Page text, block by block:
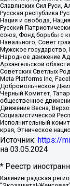
Славянских Сил Руси,
Русская республика
Нация и свобода,
Русский
союз, Фонд борьбы с
Навального, Совет
Мужское государство,
Народное движение
Архангельской
Советских Светлых
Meta Platforms Inc,
Добровольческое
Черный Комитет,
общественное
Движение Весна,
Социалистической
Исполнительный
края, Этническое
Источник: https://
на 03.05.2024
* Реестр
Калининградская региональная общественная организация "Экозащита!-Женсовет", Фонд содействия защите прав и свобод граждан "Общественный вердикт", Фонд "Институт Развития Свободы Информации", Частное учреждение "Информационное агентство МЕМО. РУ", Региональная общественная организация "Общественная комиссия по сохранению наследия академика Сахарова", Фонд поддержки свободы прессы, Санкт-Петербургская общественная правозащитная организация "Гражданский контроль", Межрегиональная общественная организация "Информационно-просветительский центр "Мемориал", Региональный Фонд "Центр Защиты Прав Средств Массовой Информации", с 05.12.2023 Фонд "Центр Защиты Прав Средств массовой информации", Региональная общественная благотворительная организация помощи беженцам и мигрантам "Гражданское содействие", Негосударственное образовательное учреждение дополнительного профессионального образования (повышение квалификации) специалистов "АКАДЕМИЯ ПО ПРАВАМ ЧЕЛОВЕКА", Свердловская региональная общественная организация "Сутяжник", Автономная некоммерческая организация "Центр независимых социологических исследований", Союз общественных объединений "Российский исследовательский центр по правам человека", Региональное общественное учреждение научно-информационный центр "МЕМОРИАЛ", Некоммерческая организация "Фонд защиты гласности", Автономная некоммерческая организация "Институт прав человека", Городская общественная организация "Екатеринбургское общество "МЕМОРИАЛ", Городская общественная организация "Рязанское историко-просветительское и правозащитное общество "Мемориал" (Рязанский Мемориал), Челябинский региональный орган общественной самодеятельности – женское общественное объединение "Женщины Евразии", Челябинский региональный орган общественной самодеятельности "Уральская правозащитная группа", Фонд содействия защите здоровья и социальной справедливости имени Андрея Рылькова, Автономная Некоммерческая Организация "Аналитический Центр Юрия Левады", Автономная некоммерческая организация социальной поддержки населения "Проект Апрель", Региональная общественная организация помощи женщинам и детям, находящимся в кризисной ситуации "Информационно-методический центр "Анна", Фонд содействия развитию массовых коммуникаций и правовому просвещению "Так-так-Так", Фонд содействия устойчивому развитию "Серебряная тайга", Свердловский региональный общественный фонд социальных проектов "Новое время", "Idel.Реалии", Кавказ.Реалии, Крым.Реалии, Телеканал Настоящее Время, Татаро-башкирская служба Радио Свобода (Azatliq Radiosi), Радио Свободная Европа/Радио Свобода (PCE/PC), "Сибирь.Реалии", "Фактограф", Благотворительный фонд помощи осужденным и их семьям, Автономная некоммерческая организация "Институт глобализации и социальных движений", Фонд "В защиту прав заключенных", Частное учреждение "Центр поддержки и содействия развитию средств массовой информации", Пензенский региональный общественный благотворительный фонд "Гражданский союз", "Север.Реалии", Некоммерческая организация Фонд "Правовая инициатива", Общество с ограниченной ответственностью "Радио Свободная Европа/Радио Свобода", Чешское информационное агентство "MEDIUM-ORIENT", Красноярская региональная общественная организация "Мы против СПИДа", Камалягин Денис Николаевич, Маркелов Сергей Евгеньевич, Пономарев Лев Александрович, Савицкая Людмила Алексеевна, Автономная некоммерческая организация "Центр по работе с проблемой насилия "НАСИЛИЮ.НЕТ", Межрегиональный профессиональный союз работников здравоохранения "Альянс врачей", Юридическое лицо, зарегистрированное в Латвийской Республике, SIA "Medusa Project" (регистрационный номер 40103797863, дата регистрации 10.06.2014), Некоммерческая организация "Фонд по борьбе с коррупцией", Автономная некоммерческая организация "Институт права и публичной политики", Баданин Роман